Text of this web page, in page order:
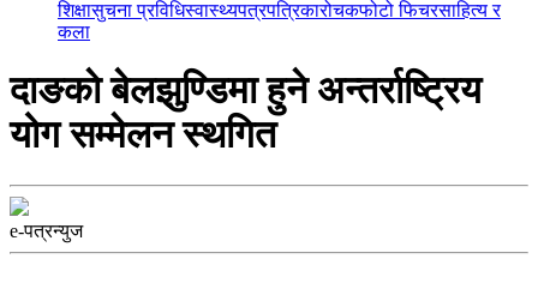
शिक्षासुचना प्रविधिस्वास्थ्यपत्रपत्रिकारोचकफोटो फिचरसाहित्य र
कला
दाङकाे बेलझुण्डिमा हुने अन्तर्राष्ट्रिय
योग सम्मेलन स्थगित
e-पत्रन्युज